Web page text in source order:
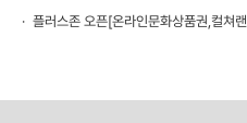
플러스존 오픈[온라인문화상품권,컬쳐